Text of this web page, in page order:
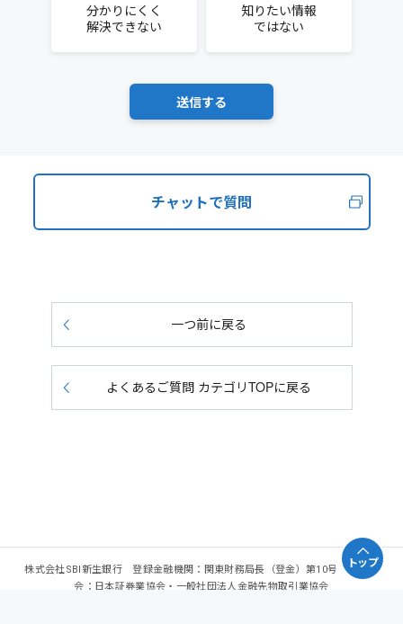
分かりにくく
解決できない
知りたい情報
ではない
チャットで質問
一つ前に戻る
よくあるご質問 カテゴリTOPに戻る
株式会社SBI新生銀行 登録金融機関：関東財務局長（登金）第10号 加入協
会：日本証券業協会・一般社団法人金融先物取引業協会
トップ